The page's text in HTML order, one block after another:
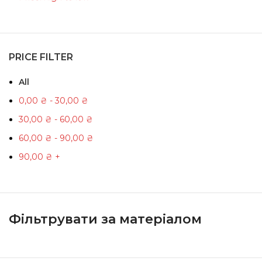
PRICE FILTER
All
0,00 ₴ - 30,00 ₴
30,00 ₴ - 60,00 ₴
60,00 ₴ - 90,00 ₴
90,00 ₴ +
Фільтрувати за матеріалом